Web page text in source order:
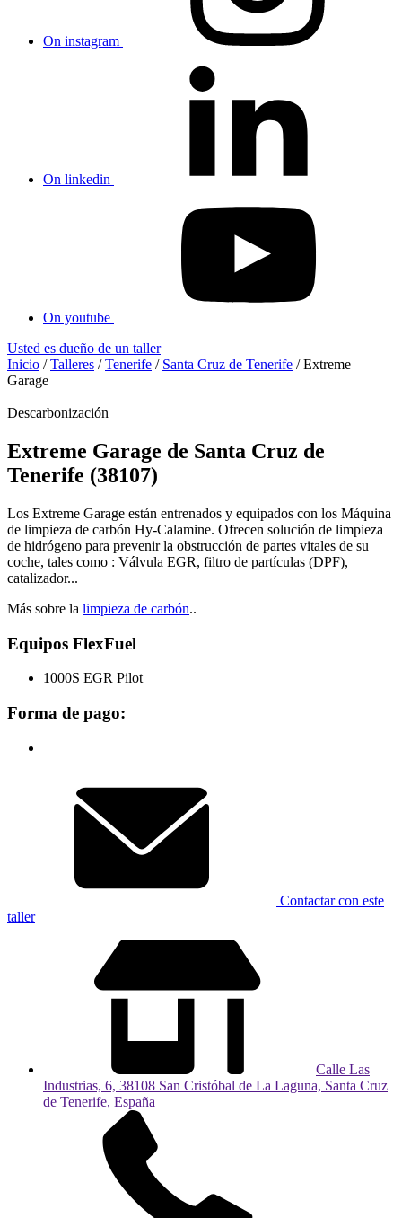
On instagram
On linkedin
On youtube
Usted es dueño de un taller
Inicio /Talleres /Tenerife / Santa Cruz de Tenerife /Extreme
Garage
Descarbonización
Extreme Garage de Santa Cruz de
Tenerife (38107)
Los Extreme Garage están entrenados y equipados con los Máquina
de limpieza de carbón Hy-Calamine. Ofrecen solución de limpieza
de hidrógeno para prevenir la obstrucción de partes vitales de su
coche, tales como : Válvula EGR, filtro de partículas (DPF),
catalizador...
Más sobre la limpieza de carbón..
Equipos FlexFuel
1000S EGR Pilot
Forma de pago:
Contactar con este
taller
Calle Las
Industrias, 6, 38108 San Cristóbal de La Laguna, Santa Cruz
de Tenerife, España